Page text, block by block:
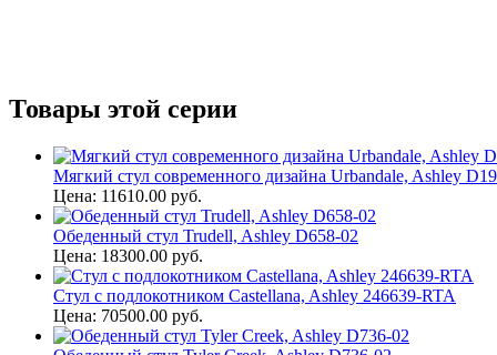
Товары этой серии
Мягкий стул современного дизайна Urbandale, Ashley
Цена: 11610.00 руб.
Обеденный стул Trudell, Ashley D658-02
Цена: 18300.00 руб.
Стул с подлокотником Castellana, Ashley 246639-RTA
Цена: 70500.00 руб.